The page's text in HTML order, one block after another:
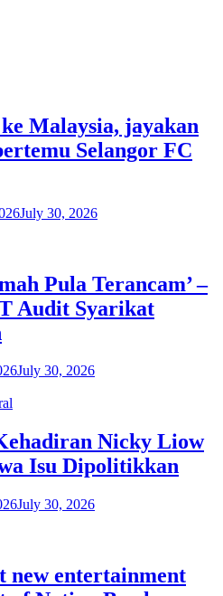
Malaysia, jayakan
Selangor FC
July 30, 2026
Pula Terancam’ –
Audit Syarikat
July 30, 2026
Nicky Liow
Isu Dipolitikkan
July 30, 2026
new entertainment